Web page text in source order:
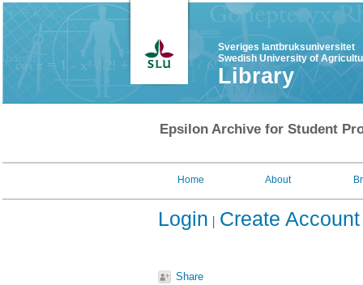
Sveriges lantbruksuniversitet
Swedish University of
Library
Epsilon Archive for Student
Home About
Login Create Account
Share